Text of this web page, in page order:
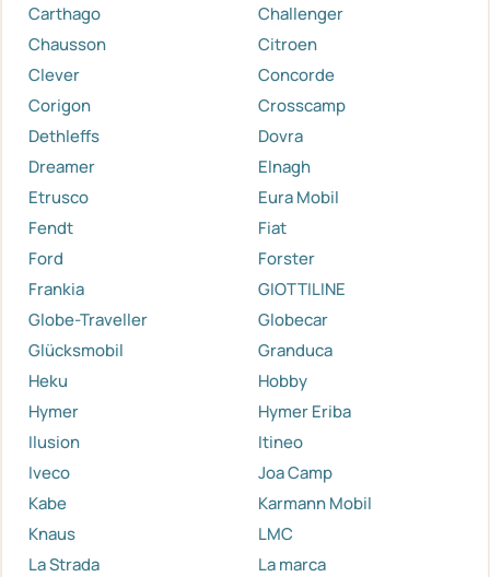
Carthago
Challenger
Chausson
Citroen
Clever
Concorde
Corigon
Crosscamp
Dethleffs
Dovra
Dreamer
Elnagh
Etrusco
Eura Mobil
Fendt
Fiat
Ford
Forster
Frankia
GIOTTILINE
Globe-Traveller
Globecar
Glücksmobil
Granduca
Heku
Hobby
Hymer
Hymer Eriba
Ilusion
Itineo
Iveco
Joa Camp
Kabe
Karmann Mobil
Knaus
LMC
La Strada
La marca